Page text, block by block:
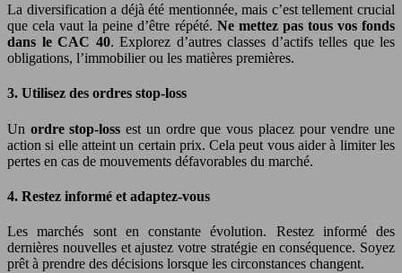
La diversification a déjà été mentionnée, mais c’est tellement crucial
que cela vaut la peine d’être répété. Ne mettez pas tous vos fonds
dans le CAC 40. Explorez d’autres classes d’actifs telles que les
obligations, l’immobilier ou les matières premières.
3. Utilisez des ordres stop-loss
Un ordre stop-loss est un ordre que vous placez pour vendre une
action si elle atteint un certain prix. Cela peut vous aider à limiter les
pertes en cas de mouvements défavorables du marché.
4. Restez informé et adaptez-vous
Les marchés sont en constante évolution. Restez informé des
dernières nouvelles et ajustez votre stratégie en conséquence. Soyez
prêt à prendre des décisions lorsque les circonstances changent.